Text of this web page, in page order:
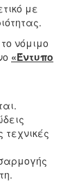
με
νόμιμο
«Έντυπο
τεχνικές